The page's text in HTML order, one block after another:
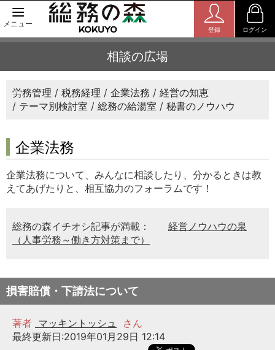
メニュー
登録 ログイン
相談の広場
労務管理 税務経理 企業法務
経営の知恵
テーマ別検討室
総務の給湯室 秘書のノウハウ
企業法務
企業法務について、みんなに相談したり、分かるときは教
えてあげたりと、相互協力のフォーラムです！
総務の森イチオシ記事が満載：
経営ノウハウの泉
（人事労務～働き方対策まで）
損害賠償・下請法について
著者 マッキントッシュ
さん
最終更新日:2019年01月29日 12:14